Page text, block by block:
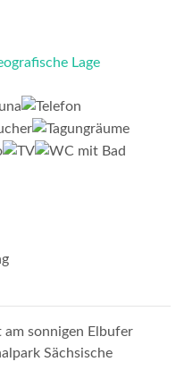
Lage
sonnigen Elbufer
Sächsische